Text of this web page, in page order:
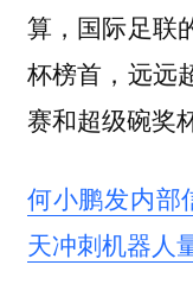
算，国际足联
杯榜首，远远
赛和超级碗奖
何小鹏发内部
天冲刺机器人